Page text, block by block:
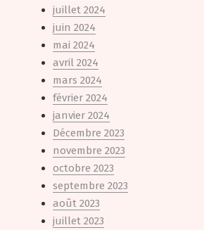
juillet 2024
juin 2024
mai 2024
avril 2024
mars 2024
février 2024
janvier 2024
Décembre 2023
novembre 2023
octobre 2023
septembre 2023
août 2023
juillet 2023